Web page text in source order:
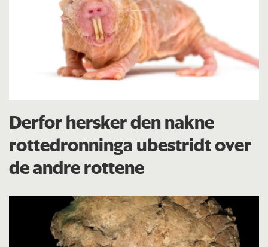
Derfor hersker den nakne
rottedronninga ubestridt over
de andre rottene